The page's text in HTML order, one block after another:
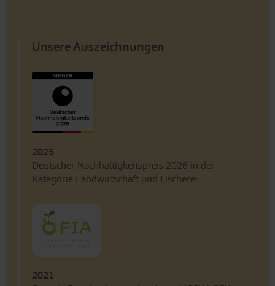
Unsere Auszeichnungen
2025
Deutscher Nachhaltigkeitspreis 2026 in der
Kategorie Landwirtschaft und Fischerei
2021